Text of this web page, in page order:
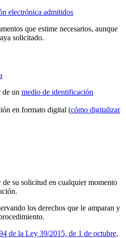
electrónica admitidos
que estime necesarios, aunque
solicitado.
de un medio de identificación
en formato digital (cómo digitalizar
de su solicitud en cualquier momento
los derechos que le amparan y
de la Ley 39/2015, de 1 de octubre,